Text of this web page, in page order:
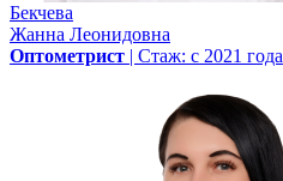
Бекчева
Жанна Леонидовна
Оптометрист | Стаж: с 2021 года